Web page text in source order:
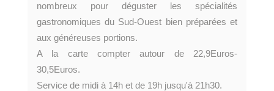
nombreux pour déguster les spécialités
gastronomiques du Sud-Ouest bien préparées et
aux généreuses portions.
A la carte compter autour de 22,9Euros-
30,5Euros.
Service de midi à 14h et de 19h jusqu'à 21h30.